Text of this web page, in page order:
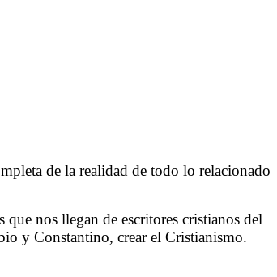
de la realidad de todo lo relacionado
nos llegan de escritores cristianos del
y Constantino, crear el Cristianismo.